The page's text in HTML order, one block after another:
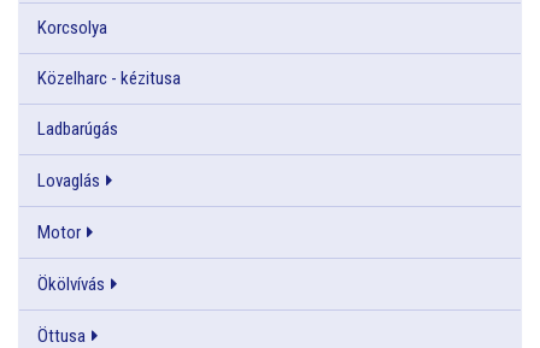
Korcsolya
Közelharc - kézitusa
Ladbarúgás
Lovaglás
Motor
Ökölvívás
Öttusa